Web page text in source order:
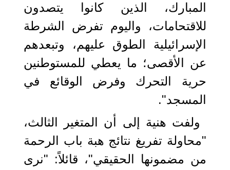
المبارك، الذين كانوا يتصدون
للاقتحامات، واليوم تفرض الشرطة
الإسرائيلية الطوق عليهم، وتبعدهم
عن الأقصى؛ ما يعطي للمستوطنين
حرية التحرك وفرض الوقائع في
المسجد".
ولفت هنية إلى أن المتغير الثالث،
"محاولة تفريغ نتائج هبة باب الرحمة
من مضمونها الحقيقي"، قائلاً: "نرى